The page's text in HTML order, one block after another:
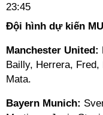
23:45
Đội hình dự kiến
Manchester United:
Bailly, Herrera, Fred,
Mata.
Bayern Munich: